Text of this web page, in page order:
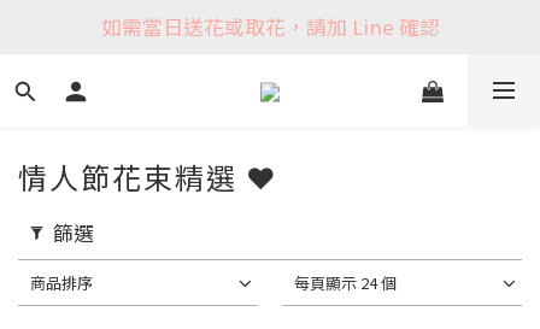
如需當日送花或取花，請加 Line 確認
情人節花束精選 ❤️
篩選
商品排序 每頁顯示 24 個